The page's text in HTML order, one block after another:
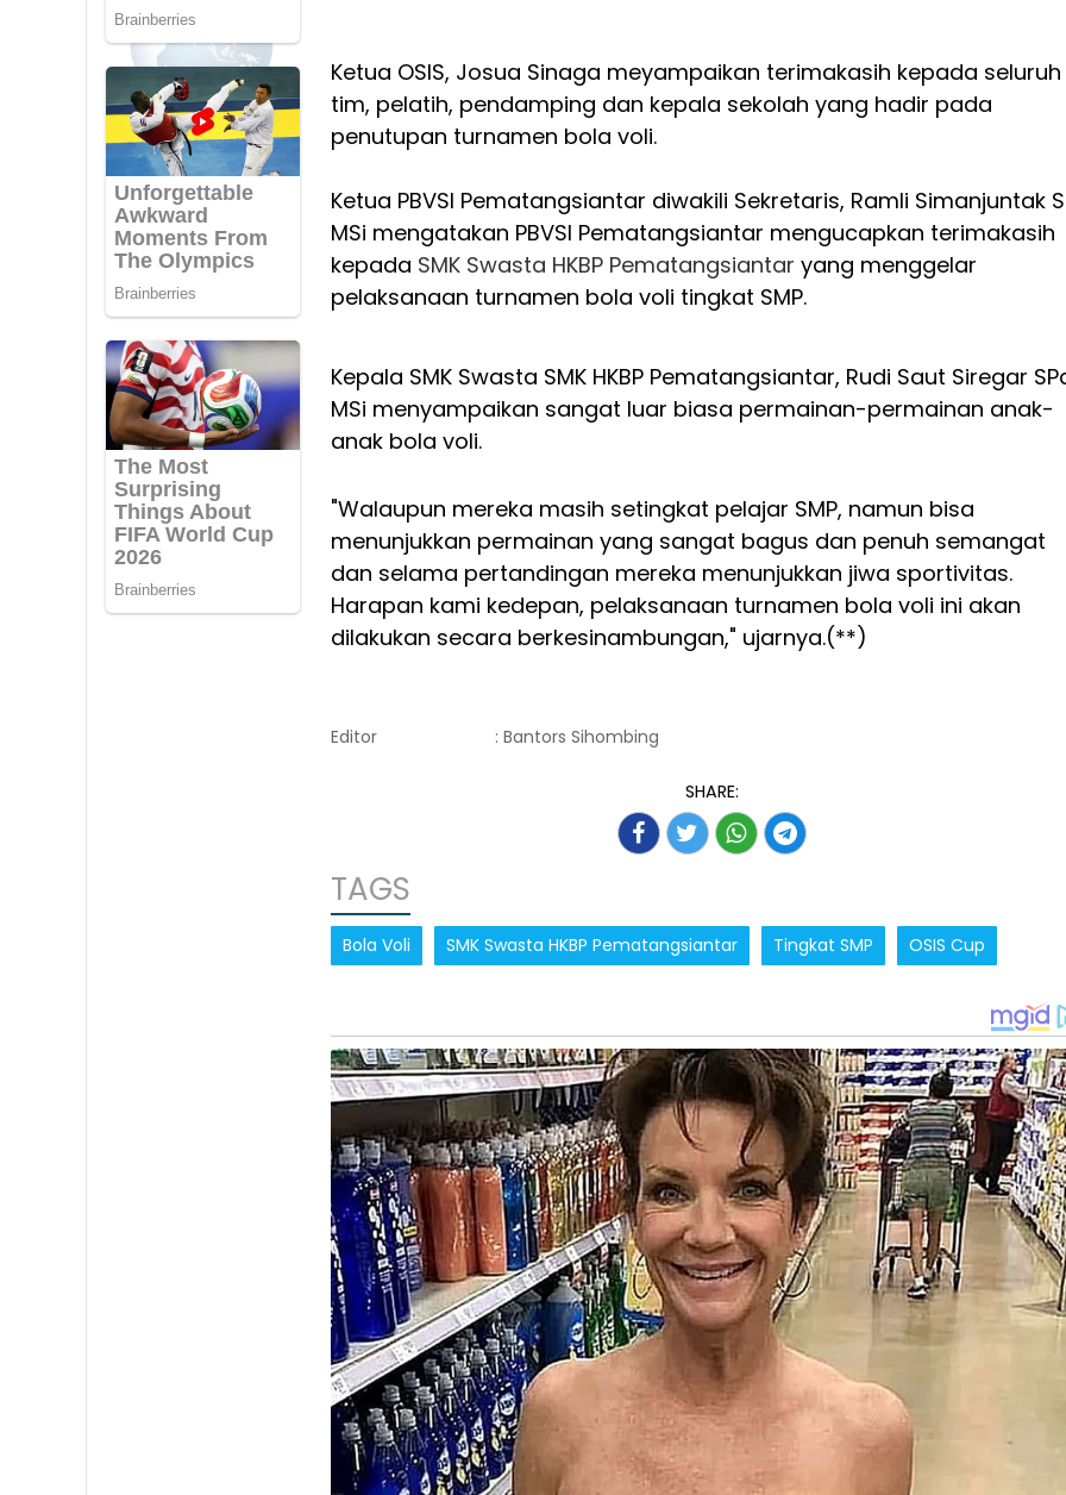
Ketua OSIS, Josua Sinaga meyampaikan terimakasih kepada seluruh
tim, pelatih, pendamping dan kepala sekolah yang hadir pada
penutupan turnamen bola voli.
Ketua PBVSI Pematangsiantar diwakili Sekretaris, Ramli Simanjuntak
MSi mengatakan PBVSI Pematangsiantar mengucapkan terimakasih
kepada SMK Swasta HKBP Pematangsiantar yang menggelar
pelaksanaan turnamen bola voli tingkat SMP.
Kepala SMK Swasta SMK HKBP Pematangsiantar, Rudi Saut Siregar
MSi menyampaikan sangat luar biasa permainan-permainan anak-
anak bola voli.
"Walaupun mereka masih setingkat pelajar SMP, namun bisa
menunjukkan permainan yang sangat bagus dan penuh semangat
dan selama pertandingan mereka menunjukkan jiwa sportivitas.
Harapan kami kedepan, pelaksanaan turnamen bola voli ini akan
dilakukan secara berkesinambungan," ujarnya.(**)
Editor : Bantors Sihombing
SHARE:
TAGS
Bola Voli SMK Swasta HKBP Pematangsiantar Tingkat SMP OSIS Cup